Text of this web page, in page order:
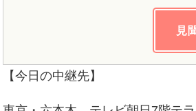
見
【今日の中継先】